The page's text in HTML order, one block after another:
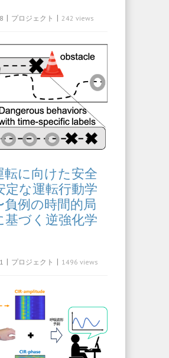
| プロジェクト | 242 views
転に向けた安全
定な運転行動学
例の時間的局
基づく逆強化学
| プロジェクト | 1496 views